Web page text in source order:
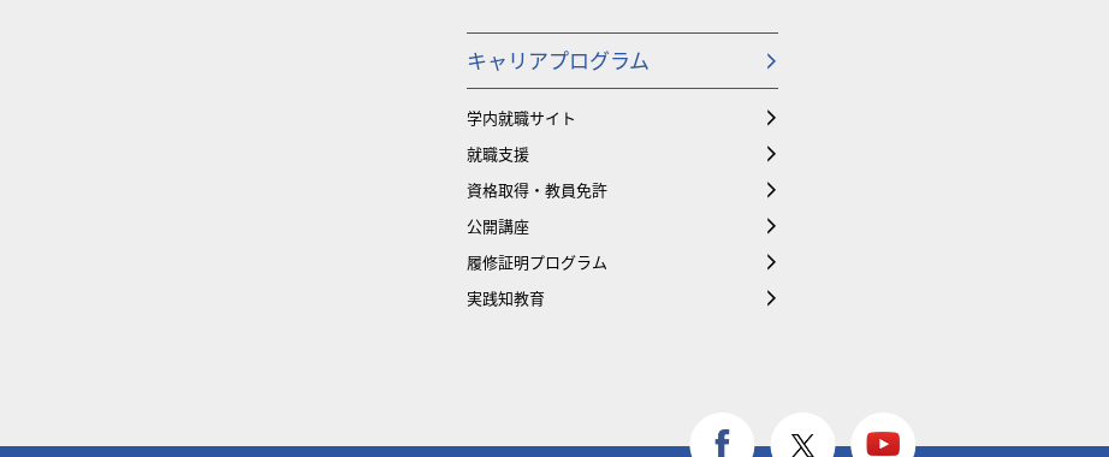
キャリアプログラム
学内就職サイト
就職支援
資格取得・教員免許
公開講座
履修証明プログラム
実践知教育